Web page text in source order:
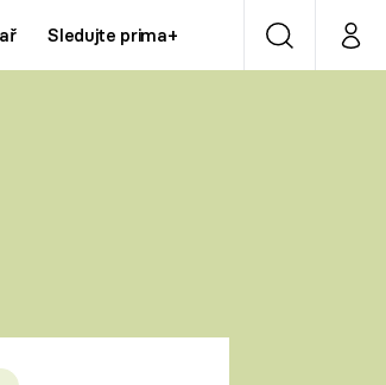
Sledujte prima+ VyhledáváníMůj